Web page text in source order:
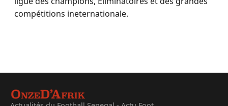
compétitions ineternationale.